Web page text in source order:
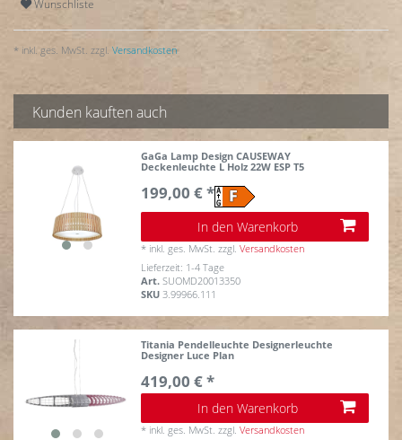
Wunschliste
* inkl. ges. MwSt. zzgl. Versandkosten
Kunden kauften auch
GaGa Lamp Design CAUSEWAY
Deckenleuchte L Holz 22W ESP T5
199,00 € *
In den Warenkorb
* inkl. ges. MwSt. zzgl.Versandkosten
Lieferzeit: 1-4 Tage
Art.SUOMD20013350
SKU3.99966.111
Titania Pendelleuchte Designerleuchte
Designer Luce Plan
419,00 € *
In den Warenkorb
* inkl. ges. MwSt. zzgl.Versandkosten